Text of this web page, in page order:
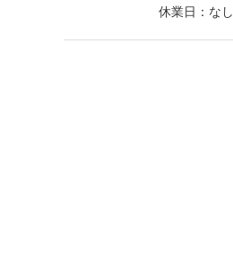
休業日：なし